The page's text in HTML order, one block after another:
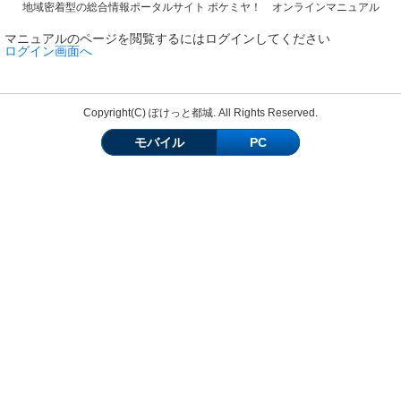
地域密着型の総合情報ポータルサイト ポケミヤ！ オンラインマニュアル
マニュアルのページを閲覧するにはログインしてください
ログイン画面へ
Copyright(C) ぽけっと都城. All Rights Reserved.
モバイル PC